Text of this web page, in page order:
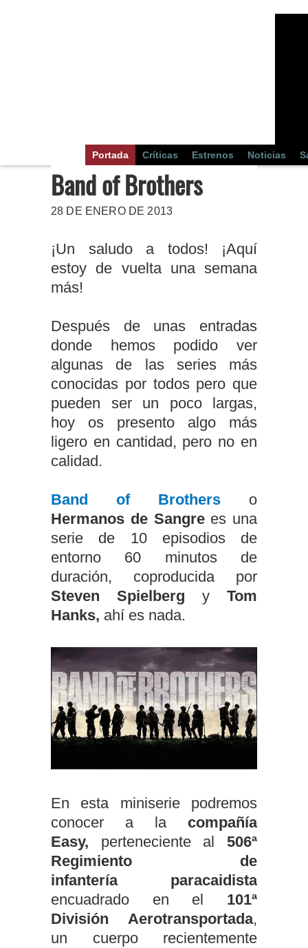
Portada Críticas Estrenos Noticias
Band of Brothers
28 DE ENERO DE 2013
¡Un saludo a todos! ¡Aquí
estoy de vuelta una semana
más!
Después de unas entradas
donde hemos podido ver
algunas de las series más
conocidas por todos pero que
pueden ser un poco largas,
hoy os presento algo más
ligero en cantidad, pero no en
calidad.
Band of Brothers o
Hermanos de Sangrees una
serie de 10 episodios de
entorno 60 minutos de
duración, coproducida por
Steven Spielberg y Tom
Hanks, ahí es nada.
En esta miniserie podremos
conocer a la compañía
Easy, perteneciente al506ª
Regimiento de
infantería paracaidista
encuadrado en el 101ª
División Aerotransportada,
un cuerpo recientemente